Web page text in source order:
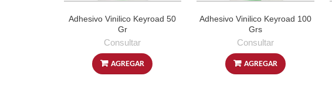
Adhesivo Vinilico Keyroad 50
Gr
Consultar
AGREGAR
Adhesivo Vinilico Keyroad 100
Grs
Consultar
AGREGAR